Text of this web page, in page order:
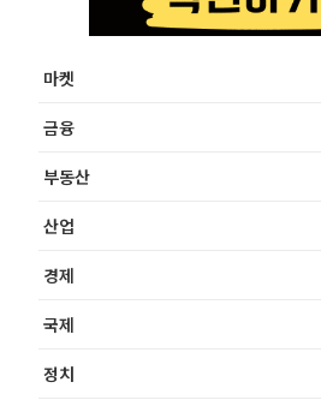
마켓
금융
부동산
산업
경제
국제
정치